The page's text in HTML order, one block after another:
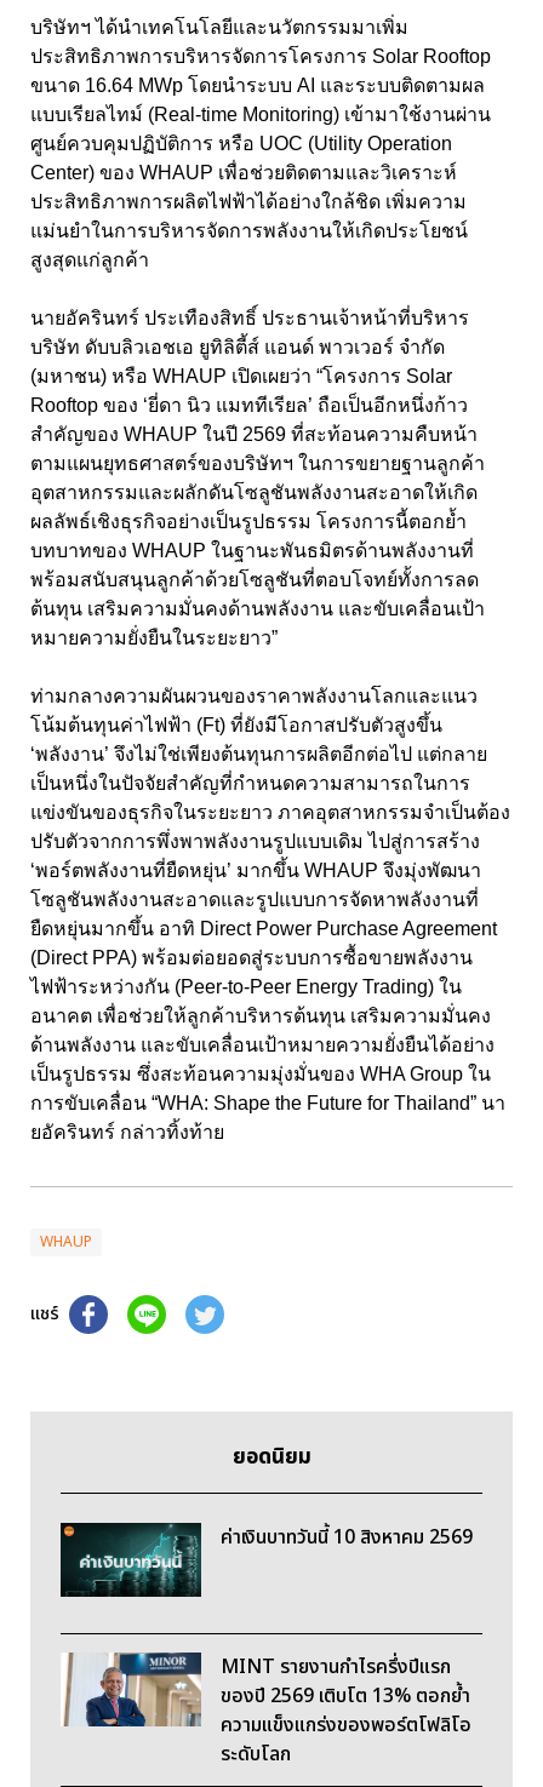
บริษัทฯ ได้นำเทคโนโลยีและนวัตกรรมมาเพิ่ม
ประสิทธิภาพการบริหารจัดการโครงการ Solar Rooftop
ขนาด 16.64 MWp โดยนำระบบ AI และระบบติดตามผล
แบบเรียลไทม์ (Real-time Monitoring) เข้ามาใช้งานผ่าน
ศูนย์ควบคุมปฏิบัติการ หรือ UOC (Utility Operation
Center) ของ WHAUP เพื่อช่วยติดตามและวิเคราะห์
ประสิทธิภาพการผลิตไฟฟ้าได้อย่างใกล้ชิด เพิ่มความ
แม่นยำในการบริหารจัดการพลังงานให้เกิดประโยชน์
สูงสุดแก่ลูกค้า
นายอัครินทร์ ประเทืองสิทธิ์ ประธานเจ้าหน้าที่บริหาร
บริษัท ดับบลิวเอชเอ ยูทิลิตี้ส์ แอนด์ พาวเวอร์ จำกัด
(มหาชน) หรือ WHAUP เปิดเผยว่า “โครงการ Solar
Rooftop ของ ‘ยี่ดา นิว แมททีเรียล’ ถือเป็นอีกหนึ่งก้าว
สำคัญของ WHAUP ในปี 2569 ที่สะท้อนความคืบหน้า
ตามแผนยุทธศาสตร์ของบริษัทฯ ในการขยายฐานลูกค้า
อุตสาหกรรมและผลักดันโซลูชันพลังงานสะอาดให้เกิด
ผลลัพธ์เชิงธุรกิจอย่างเป็นรูปธรรม โครงการนี้ตอกย้ำ
บทบาทของ WHAUP ในฐานะพันธมิตรด้านพลังงานที่
พร้อมสนับสนุนลูกค้าด้วยโซลูชันที่ตอบโจทย์ทั้งการลด
ต้นทุน เสริมความมั่นคงด้านพลังงาน และขับเคลื่อนเป้า
หมายความยั่งยืนในระยะยาว”
ท่ามกลางความผันผวนของราคาพลังงานโลกและแนว
โน้มต้นทุนค่าไฟฟ้า (Ft) ที่ยังมีโอกาสปรับตัวสูงขึ้น
‘พลังงาน’ จึงไม่ใช่เพียงต้นทุนการผลิตอีกต่อไป แต่กลาย
เป็นหนึ่งในปัจจัยสำคัญที่กำหนดความสามารถในการ
แข่งขันของธุรกิจในระยะยาว ภาคอุตสาหกรรมจำเป็นต้อง
ปรับตัวจากการพึ่งพาพลังงานรูปแบบเดิม ไปสู่การสร้าง
‘พอร์ตพลังงานที่ยืดหยุ่น’ มากขึ้น WHAUP จึงมุ่งพัฒนา
โซลูชันพลังงานสะอาดและรูปแบบการจัดหาพลังงานที่
ยืดหยุ่นมากขึ้น อาทิ Direct Power Purchase Agreement
(Direct PPA) พร้อมต่อยอดสู่ระบบการซื้อขายพลังงาน
ไฟฟ้าระหว่างกัน (Peer-to-Peer Energy Trading) ใน
อนาคต เพื่อช่วยให้ลูกค้าบริหารต้นทุน เสริมความมั่นคง
ด้านพลังงาน และขับเคลื่อนเป้าหมายความยั่งยืนได้อย่าง
เป็นรูปธรรม ซึ่งสะท้อนความมุ่งมั่นของ WHA Group ใน
การขับเคลื่อน “WHA: Shape the Future for Thailand” นา
ยอัครินทร์ กล่าวทิ้งท้าย
WHAUP
แชร์
ยอดนิยม
ค่าเงินบาทวันนี้ 10 สิงหาคม 2569
MINT รายงานกำไรครึ่งปีแรก
ของปี 2569 เติบโต 13% ตอกย้ำ
ความแข็งแกร่งของพอร์ตโฟลิโอ
ระดับโลก